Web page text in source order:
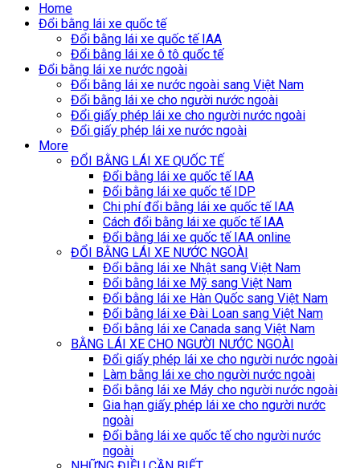
Home
Đổi bằng lái xe quốc tế
Đổi bằng lái xe quốc tế IAA
Đổi bằng lái xe ô tô quốc tế
Đổi bằng lái xe nước ngoài
Đổi bằng lái xe nước ngoài sang Việt Nam
Đổi bằng lái xe cho người nước ngoài
Đổi giấy phép lái xe cho người nước ngoài
Đổi giấy phép lái xe nước ngoài
More
ĐỔI BẰNG LÁI XE QUỐC TẾ
Đổi bằng lái xe quốc tế IAA
Đổi bằng lái xe quốc tế IDP
Chi phí đổi bằng lái xe quốc tế IAA
Cách đổi bằng lái xe quốc tế IAA
Đổi bằng lái xe quốc tế IAA online
ĐỔI BẰNG LÁI XE NƯỚC NGOÀI
Đổi bằng lái xe Nhật sang Việt Nam
Đổi bằng lái xe Mỹ sang Việt Nam
Đổi bằng lái xe Hàn Quốc sang Việt Nam
Đổi bằng lái xe Đài Loan sang Việt Nam
Đổi bằng lái xe Canada sang Việt Nam
BẰNG LÁI XE CHO NGƯỜI NƯỚC NGOÀI
Đổi giấy phép lái xe cho người nước ngoài
Làm bằng lái xe cho người nước ngoài
Đổi bằng lái xe Máy cho người nước ngoài
Gia hạn giấy phép lái xe cho người nước
ngoài
Đổi bằng lái xe quốc tế cho người nước
ngoài